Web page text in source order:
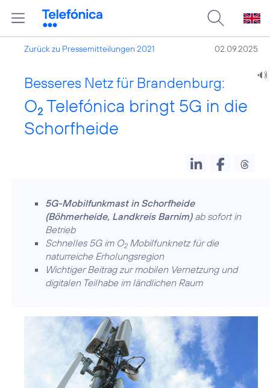
Zurück zu Pressemitteilungen 2021 02.09.2025
Besseres Netz für Brandenburg:
O2 Telefónica bringt 5G in die
Schorfheide
5G-Mobilfunkmast in Schorfheide
(Böhmerheide, Landkreis Barnim)ab sofort in
Betrieb
Schnelles 5G im O2Mobilfunknetz für die
naturreiche Erholungsregion
Wichtiger Beitrag zur mobilen Vernetzung und
digitalen Teilhabe im ländlichen Raum